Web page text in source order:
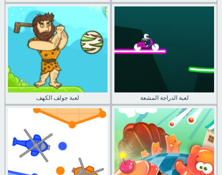
لعبة جولف الكهف لعبة الدراجة المشعة